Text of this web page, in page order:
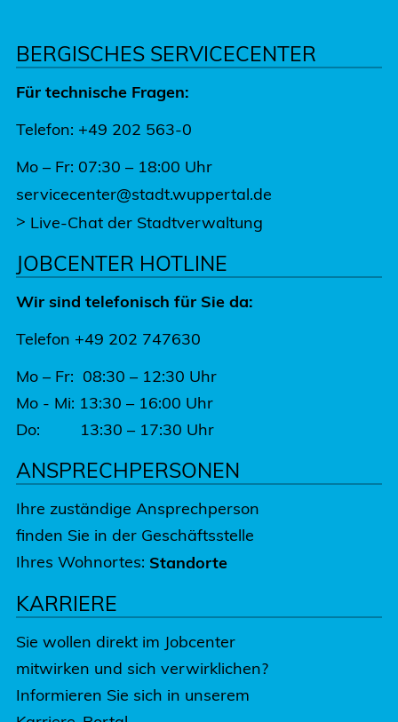
BERGISCHES SERVICECENTER
Für technische Fragen:
Telefon: +49 202 563-0
Mo – Fr: 07:30 – 18:00 Uhr
servicecenter@stadt.wuppertal.de
> Live-Chat der Stadtverwaltung
JOBCENTER HOTLINE
Wir sind telefonisch für Sie da:
Telefon +49 202 747630
Mo – Fr: 08:30 – 12:30 Uhr
Mo - Mi: 13:30 – 16:00 Uhr
Do: 13:30 – 17:30 Uhr
ANSPRECHPERSONEN
Ihre zuständige Ansprechperson
finden Sie in der Geschäftsstelle
Ihres Wohnortes: Standorte
KARRIERE
Sie wollen direkt im Jobcenter
mitwirken und sich verwirklichen?
Informieren Sie sich in unserem